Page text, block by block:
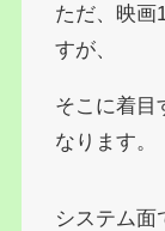
ただ、映画
すが、
そこに着目
なります。
システム面